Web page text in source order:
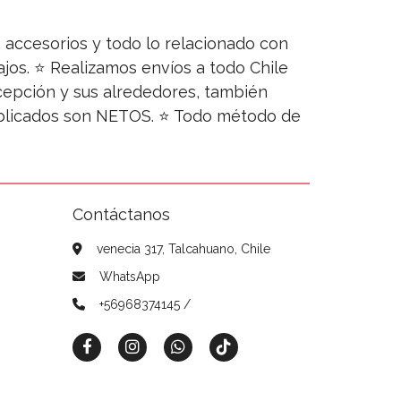
accesorios y todo lo relacionado con
⭐ Realizamos envíos a todo Chile
y sus alrededores, también
son NETOS. ⭐ Todo método de
Contáctanos
venecia 317, Talcahuano, Chile
WhatsApp
+56968374145 /